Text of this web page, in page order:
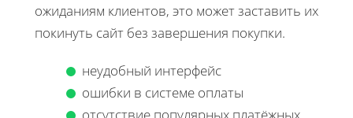
ожиданиям клиентов, это может заставить их
покинуть сайт без завершения покупки.
неудобный интерфейс
ошибки в системе оплаты
отсутствие популярных платёжных